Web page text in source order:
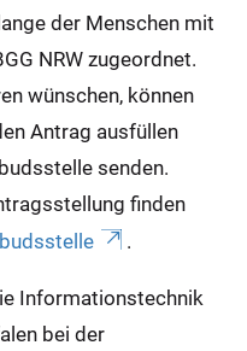
der Menschen mit
NRW zugeordnet.
wünschen, können
Antrag ausfüllen
senden.
finden
.
Informationstechnik
bei der